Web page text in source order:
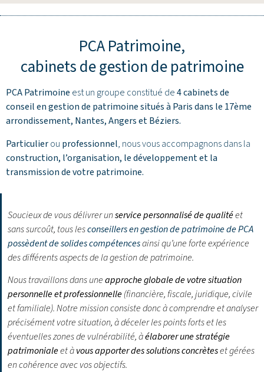
PCA Patrimoine,
cabinets de gestion de patrimoine
PCA Patrimoine est un groupe constitué de4 cabinets de
conseil en gestion de patrimoine situés à Paris dans le 17ème
arrondissement, Nantes,AngersetBéziers.
Particulierou professionnel, nous vous accompagnons dans la
construction, l’organisation, le développement et la
transmission de votre patrimoine.
Soucieux de vous délivrer unservice personnalisé de qualitéet
sans surcoût, tous lesconseillers en gestion de patrimoine de PCA
possèdent de solides compétencesainsi qu’une forte expérience
des différents aspects de la gestion de patrimoine.
Nous travaillons dans uneapproche globale de votre situation
personnelle et professionnelle(financière, fiscale, juridique, civile
et familiale). Notre mission consiste donc à comprendre et analyser
précisément votre situation, à déceler les points forts et les
éventuelles zones de vulnérabilité, àélaborer une stratégie
patrimonialeet àvous apporter des solutions concrèteset gérées
en cohérence avec vos objectifs.